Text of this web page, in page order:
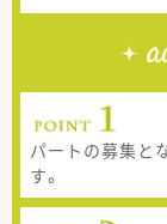
パートの募集と
す。